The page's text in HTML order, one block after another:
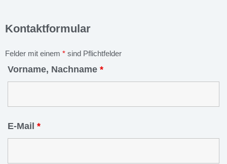
Kontaktformular
Felder mit einem * sind Pflichtfelder
Vorname, Nachname *
E-Mail *